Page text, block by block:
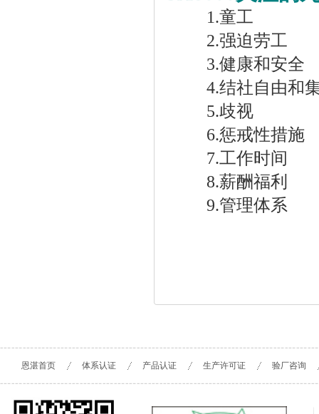
1.童工
2.强迫劳工
3.健康和安全
4.结社自由和集
5.歧视
6.惩戒性措施
7.工作时间
8.薪酬福利
9.管理体系
恩湛首页 体系认证 产品认证 生产许可证 验厂咨询